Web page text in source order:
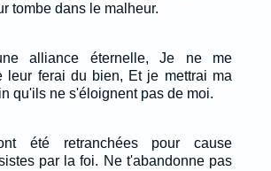
tombe dans le malheur.
alliance éternelle, Je ne me
leur ferai du bien, Et je mettrai ma
qu'ils ne s'éloignent pas de moi.
été retranchées pour cause
par la foi. Ne t'abandonne pas